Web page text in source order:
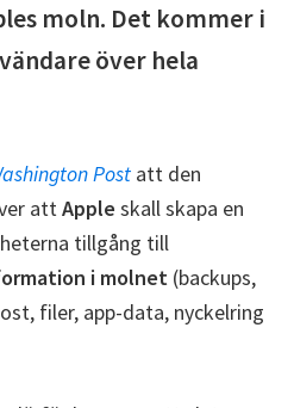
moln. Det kommer i
över hela
Post att den
att Apple skall skapa en
tillgång till
i molnet (backups,
filer, app-data, nyckelring